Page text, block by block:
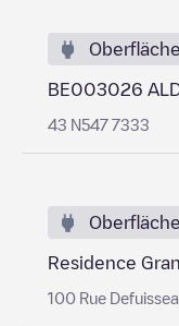
Oberfläche
BE003026
43 N547 7333
Oberfläche
Residence
100 Rue